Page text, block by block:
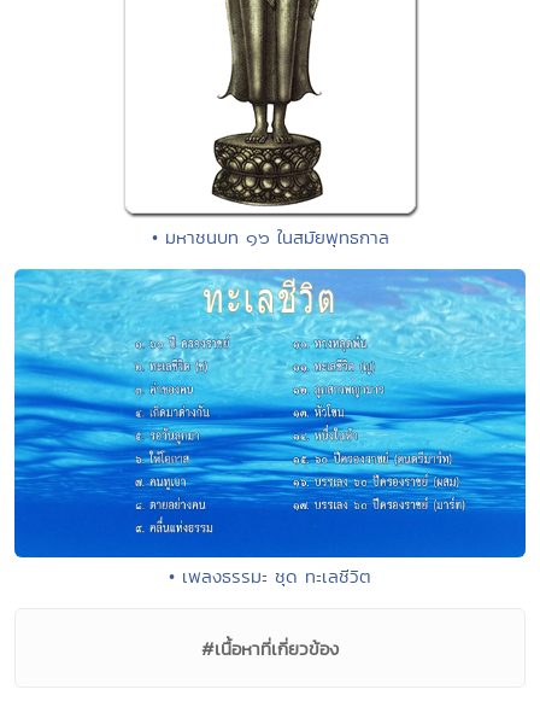
• มหาชนบท ๑๖ ในสมัยพุทธกาล
• เพลงธรรมะ ชุด ทะเลชีวิต
#เนื้อหาที่เกี่ยวข้อง